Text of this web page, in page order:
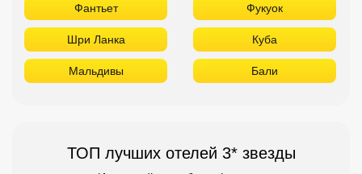
Фантьет Фукуок
Шри Ланка Куба
Мальдивы Бали
ТОП лучших отелей 3* звезды